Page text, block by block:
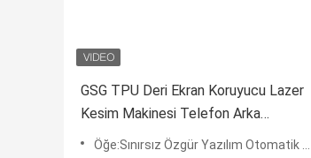
GSG TPU Deri Ekran Koruyucu Lazer
Kesim Makinesi Telefon Arka
Kaplama Tasarımı Ücretsiz Yazılım
Öğe:Sınırsız Özgür Yazılım Otomatik Temperli Ekran Koruyucu Kesme Makinası